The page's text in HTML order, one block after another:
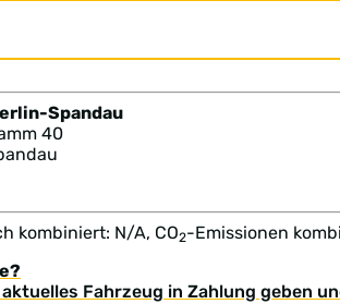
Spandau
40
kombiniert: N/A, CO2-Emissionen
Fahrzeug in Zahlung geben